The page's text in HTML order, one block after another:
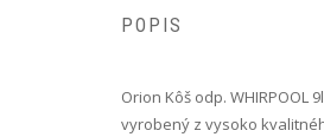
POPIS
Orion Kôš odp.
vyrobený z vysoko